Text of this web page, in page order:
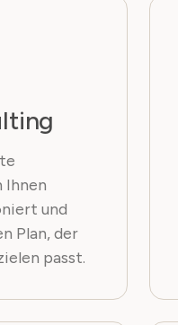
Ihnen
und
Plan, der
passt.